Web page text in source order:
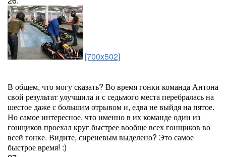
[700x502]
В общем, что могу сказать? Во время гонки команда Антона
свой результат улучшила и с седьмого места перебралась на
шестое даже с большим отрывом и, едва не выйдя на пятое.
Но самое интересное, что именно в их команде один из
гонщиков проехал круг быстрее вообще всех гонщиков во
всей гонке. Видите, сиреневым выделено? Это самое
быстрое время! :)